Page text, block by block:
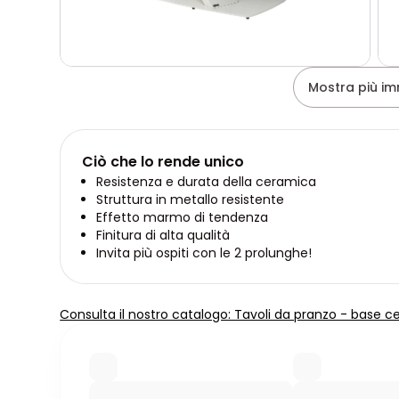
Mostra più
Ciò che lo rende unico
Resistenza e durata della ceramica
Struttura in metallo resistente
Effetto marmo di tendenza
Finitura di alta qualità
Invita più ospiti con le 2 prolunghe!
Consulta il nostro catalogo: Tavoli da pranzo - base